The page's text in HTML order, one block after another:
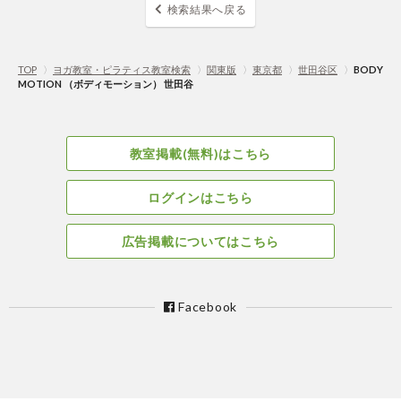
検索結果へ戻る
TOP 〉 ヨガ教室・ピラティス教室検索 〉 関東版 〉 東京都 〉 世田谷区 〉 BODY
MOTION （ボディモーション） 世田谷
教室掲載(無料)はこちら
ログインはこちら
広告掲載についてはこちら
Facebook